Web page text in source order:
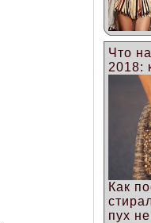
Что
2018:
Как
пух